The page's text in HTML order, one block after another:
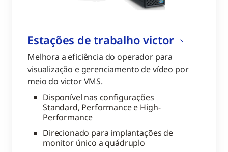
Estações de trabalho victor
Melhora a eficiência do operador para
visualização e gerenciamento de vídeo por
meio do victor VMS.
Disponível nas configurações
Standard, Performance e High-
Performance
Direcionado para implantações de
monitor único a quádruplo